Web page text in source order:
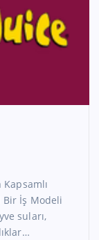
Bir İş Modeli
suları,